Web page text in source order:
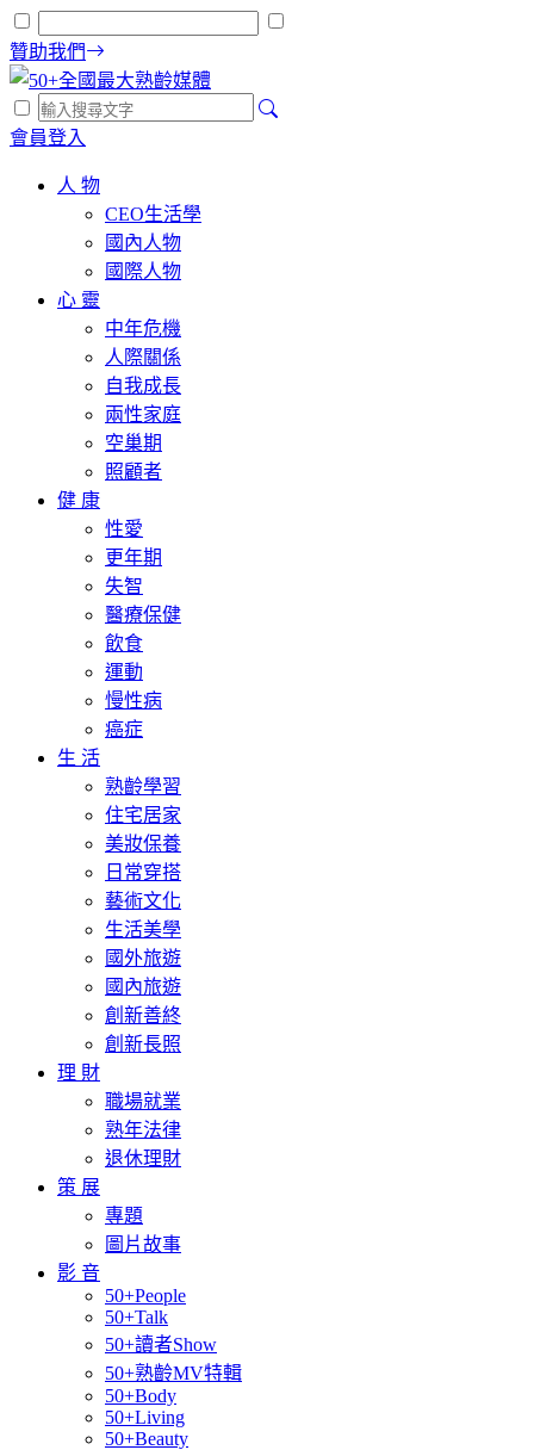
贊助我們
會員登入
人 物
CEO生活學
國內人物
國際人物
心 靈
中年危機
人際關係
自我成長
兩性家庭
空巢期
照顧者
健 康
性愛
更年期
失智
醫療保健
飲食
運動
慢性病
癌症
生 活
熟齡學習
住宅居家
美妝保養
日常穿搭
藝術文化
生活美學
國外旅遊
國內旅遊
創新善終
創新長照
理 財
職場就業
熟年法律
退休理財
策 展
專題
圖片故事
影 音
50+People
50+Talk
50+讀者Show
50+熟齡MV特輯
50+Body
50+Living
50+Beauty